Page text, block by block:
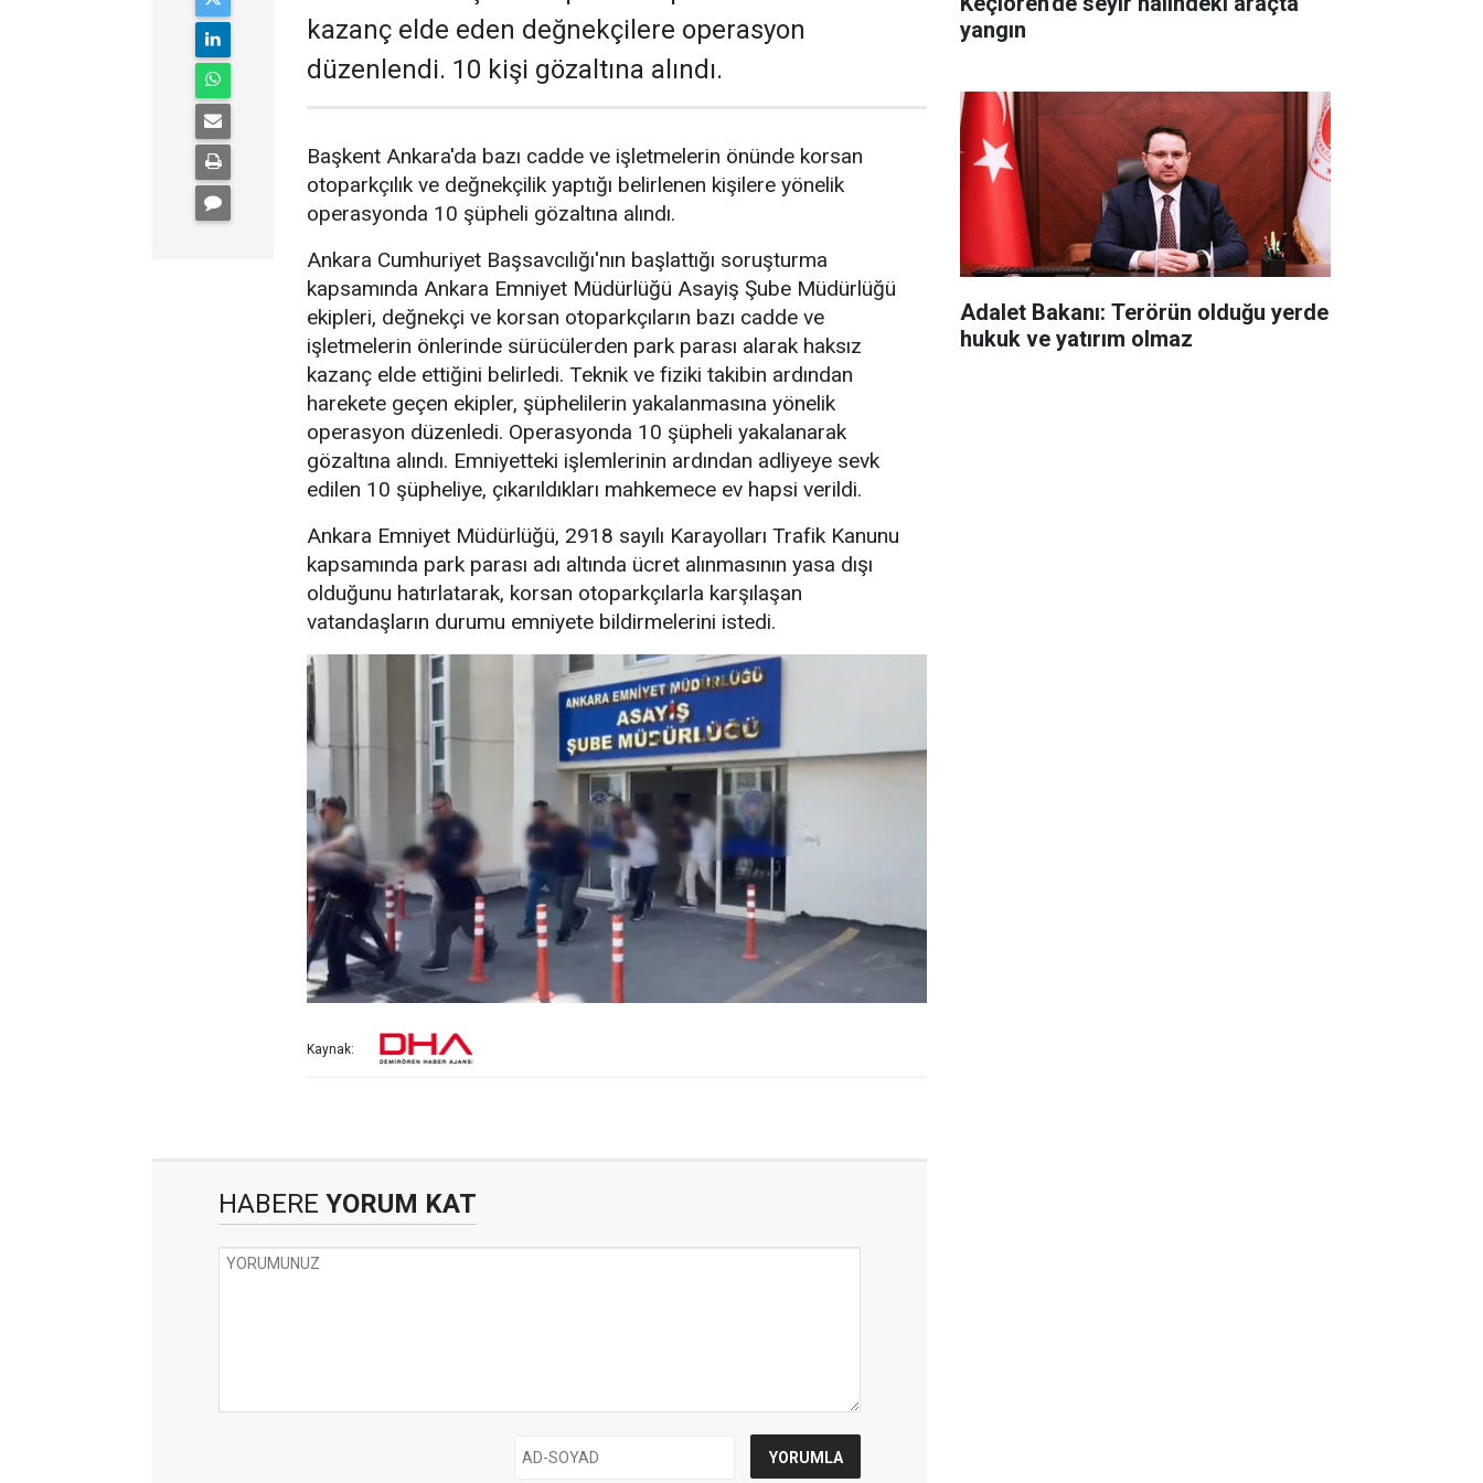
kazanç elde eden değnekçilere operasyon
düzenlendi. 10 kişi gözaltına alındı.
Başkent Ankara'da bazı cadde ve işletmelerin önünde korsan
otoparkçılık ve değnekçilik yaptığı belirlenen kişilere yönelik
operasyonda 10 şüpheli gözaltına alındı.
Ankara Cumhuriyet Başsavcılığı'nın başlattığı soruşturma
kapsamında Ankara Emniyet Müdürlüğü Asayiş Şube Müdürlüğü
ekipleri, değnekçi ve korsan otoparkçıların bazı cadde ve
işletmelerin önlerinde sürücülerden park parası alarak haksız
kazanç elde ettiğini belirledi. Teknik ve fiziki takibin ardından
harekete geçen ekipler, şüphelilerin yakalanmasına yönelik
operasyon düzenledi. Operasyonda 10 şüpheli yakalanarak
gözaltına alındı. Emniyetteki işlemlerinin ardından adliyeye sevk
edilen 10 şüpheliye, çıkarıldıkları mahkemece ev hapsi verildi.
Ankara Emniyet Müdürlüğü, 2918 sayılı Karayolları Trafik Kanunu
kapsamında park parası adı altında ücret alınmasının yasa dışı
olduğunu hatırlatarak, korsan otoparkçılarla karşılaşan
vatandaşların durumu emniyete bildirmelerini istedi.
Kaynak:
HABERE YORUM KAT
yangın
Adalet Bakanı: Terörün olduğu yerde
hukuk ve yatırım olmaz